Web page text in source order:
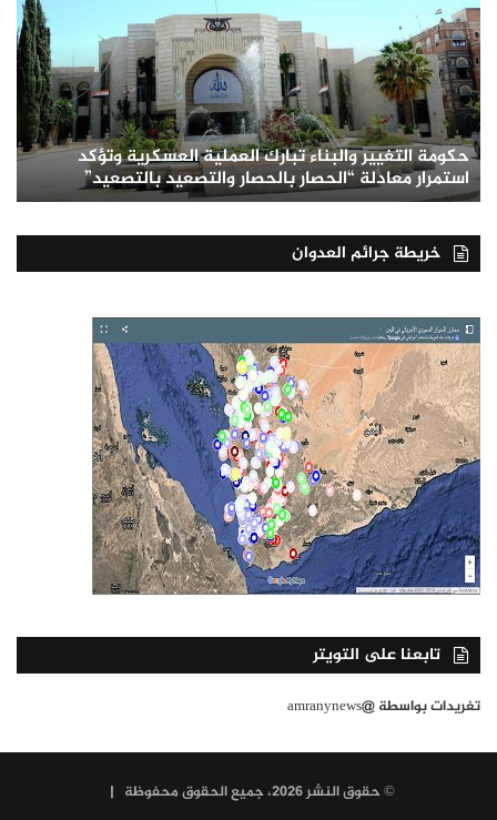
حكومة التغيير والبناء تبارك العملية العسكرية وتؤكد
استمرار معادلة “الحصار بالحصار والتصعيد بالتصعيد”
خريطة جرائم العدوان
تابعنا على التويتر
تغريدات بواسطة @amranynews
© حقوق النشر 2026، جميع الحقوق محفوظة |